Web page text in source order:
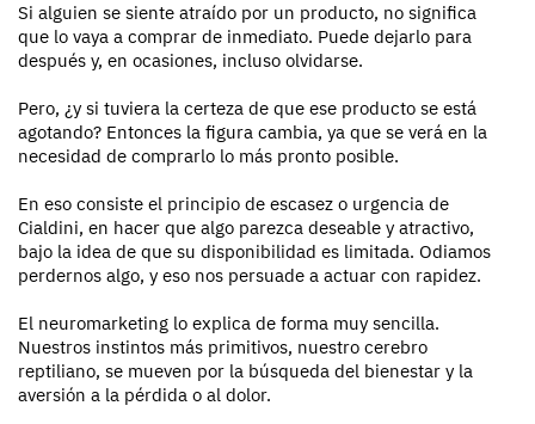
Si alguien se siente atraído por un producto, no significa
que lo vaya a comprar de inmediato. Puede dejarlo para
después y, en ocasiones, incluso olvidarse.
Pero, ¿y si tuviera la certeza de que ese producto se está
agotando? Entonces la figura cambia, ya que se verá en la
necesidad de comprarlo lo más pronto posible.
En eso consiste el principio de escasez o urgencia de
Cialdini, en hacer que algo parezca deseable y atractivo,
bajo la idea de que su disponibilidad es limitada. Odiamos
perdernos algo, y eso nos persuade a actuar con rapidez.
El neuromarketing lo explica de forma muy sencilla.
Nuestros instintos más primitivos, nuestro cerebro
reptiliano, se mueven por la búsqueda del bienestar y la
aversión a la pérdida o al dolor.